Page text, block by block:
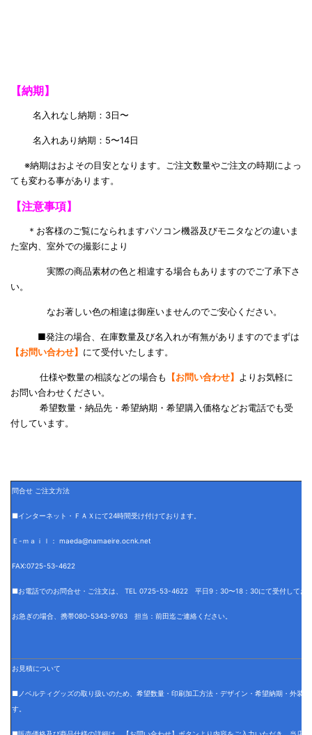
【納期】
名入れなし納期：3日〜
名入れあり納期：5〜14日
※納期はおよその目安となります。ご注文数量やご注文の時期によっ
ても変わる事があります。
【注意事項】
＊お客様のご覧になられますパソコン機器及びモニタなどの違いま
た室内、室外での撮影により
実際の商品素材の色と相違する場合もありますのでご了承下さ
い。
なお著しい色の相違は御座いませんのでご安心ください。
■発注の場合、在庫数量及び名入れが有無がありますのでまずは
【お問い合わせ】 にて受付いたします。
仕様や数量の相談などの場合も 【お問い合わせ】 よりお気軽に
お問い合わせください。
希望数量・納品先・希望納期・希望購入価格などお電話でも受
付しています。
問合せ ご注文方法
■インターネット・ＦＡＸにて24時間受け付けております。
Ｅ-ｍａｉｌ： maeda@namaeire.ocnk.net
FAX:0725-53-4622
■お電話でのお問合せ・ご注文は、 TEL 0725-53-4622 平日9：30〜18：30にて受付してお
お急ぎの場合、携帯080-5343-9763 担当：前田迄ご連絡ください。
お見積について
■ノベルティグッズの取り扱いのため、希望数量・印刷加工方法・デザイン・希望納期・外装
す。